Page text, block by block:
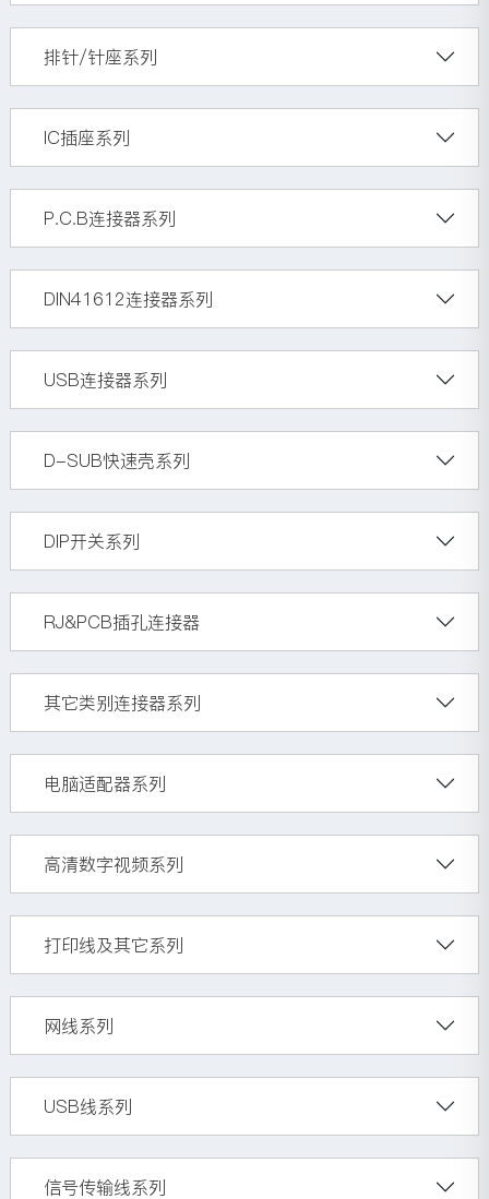
排针/针座系列
IC插座系列
P.C.B连接器系列
DIN41612连接器系列
USB连接器系列
D-SUB快速壳系列
DIP开关系列
RJ&PCB插孔连接器
其它类别连接器系列
电脑适配器系列
高清数字视频系列
打印线及其它系列
网线系列
USB线系列
信号传输线系列